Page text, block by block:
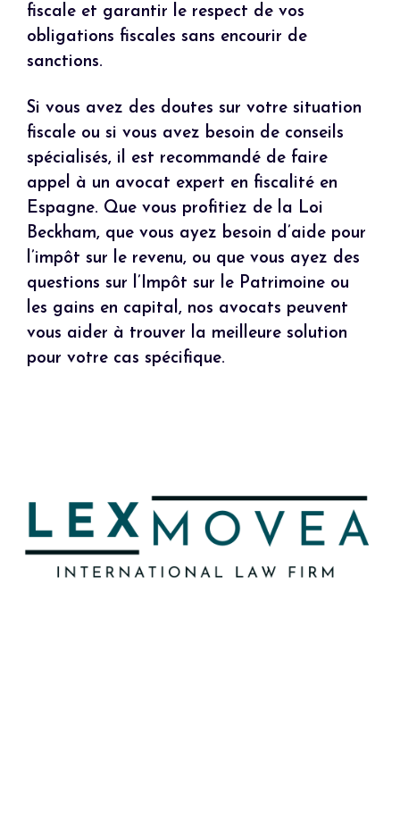
fiscale et garantir le respect de vos
obligations fiscales sans encourir de
sanctions.
Si vous avez des doutes sur votre situation
fiscale ou si vous avez besoin de conseils
spécialisés, il est recommandé de faire
appel à un avocat expert en fiscalité en
Espagne. Que vous profitiez de la Loi
Beckham, que vous ayez besoin d’aide pour
l’impôt sur le revenu, ou que vous ayez des
questions sur l’Impôt sur le Patrimoine ou
les gains en capital, nos avocats peuvent
vous aider à trouver la meilleure solution
pour votre cas spécifique.